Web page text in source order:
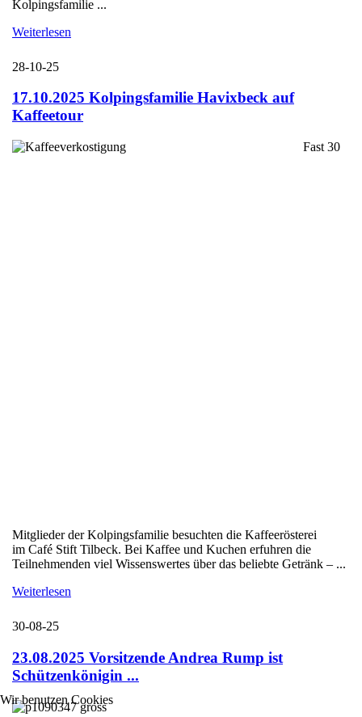
Kolpingsfamilie ...
Weiterlesen
28-10-25
17.10.2025 Kolpingsfamilie Havixbeck auf
Kaffeetour
Fast 30
Mitglieder der Kolpingsfamilie besuchten die Kaffeerösterei
im Café Stift Tilbeck. Bei Kaffee und Kuchen erfuhren die
Teilnehmenden viel Wissenswertes über das beliebte Getränk – ...
Weiterlesen
30-08-25
23.08.2025 Vorsitzende Andrea Rump ist
Schützenkönigin ...
Wir benutzen Cookies